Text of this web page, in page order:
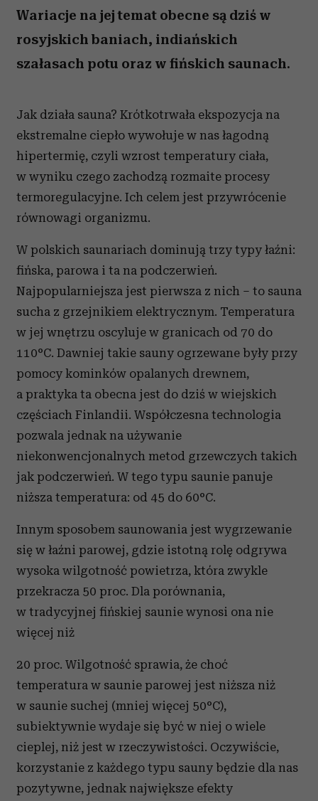
Wariacje na jej temat obecne są dziś w
rosyjskich baniach, indiańskich
szałasach potu oraz w fińskich saunach.
Jak działa sauna? Krótkotrwała ekspozycja na
ekstremalne ciepło wywołuje w nas łagodną
hipertermię, czyli wzrost temperatury ciała,
w wyniku czego zachodzą rozmaite procesy
termoregulacyjne. Ich celem jest przywrócenie
równowagi organizmu.
W polskich saunariach dominują trzy typy łaźni:
fińska, parowa i ta na podczerwień.
Najpopularniejsza jest pierwsza z nich – to sauna
sucha z grzejnikiem elektrycznym. Temperatura
w jej wnętrzu oscyluje w granicach od 70 do
110°C. Dawniej takie sauny ogrzewane były przy
pomocy kominków opalanych drewnem,
a praktyka ta obecna jest do dziś w wiejskich
częściach Finlandii. Współczesna technologia
pozwala jednak na używanie
niekonwencjonalnych metod grzewczych takich
jak podczerwień. W tego typu saunie panuje
niższa temperatura: od 45 do 60°C.
Innym sposobem saunowania jest wygrzewanie
się w łaźni parowej, gdzie istotną rolę odgrywa
wysoka wilgotność powietrza, która zwykle
przekracza 50 proc. Dla porównania,
w tradycyjnej fińskiej saunie wynosi ona nie
więcej niż
20 proc. Wilgotność sprawia, że choć
temperatura w saunie parowej jest niższa niż
w saunie suchej (mniej więcej 50°C),
subiektywnie wydaje się być w niej o wiele
cieplej, niż jest w rzeczywistości. Oczywiście,
korzystanie z każdego typu sauny będzie dla nas
pozytywne, jednak największe efekty